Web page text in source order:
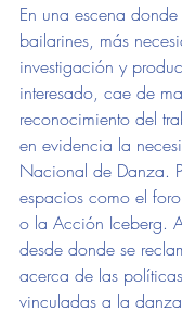
En una escena
bailarines, más
investigación y
interesado, cae de
reconocimiento del
en evidencia la
Nacional de Danza.
espacios como el
o la Acción Iceberg.
desde donde se
acerca de las
vinculadas a la